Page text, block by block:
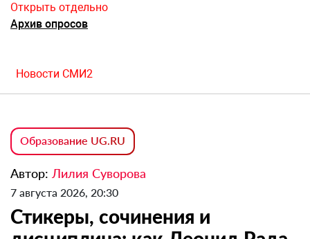
Открыть отдельно
Архив опросов
Новости СМИ2
Образование UG.RU
Автор: Лилия Суворова
7 августа 2026, 20:30
Стикеры, сочинения и